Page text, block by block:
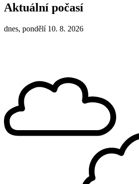
Aktuální počasí
dnes, pondělí 10. 8. 2026